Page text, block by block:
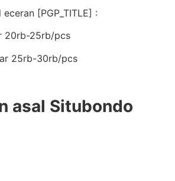
[PGP_TITLE] :
20rb-25rb/pcs
25rb-30rb/pcs
asal Situbondo